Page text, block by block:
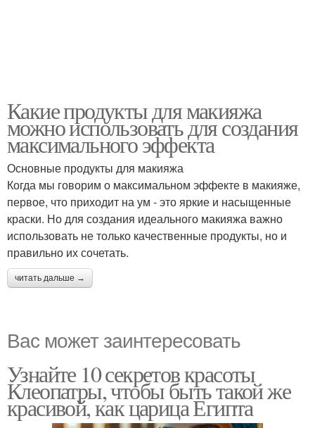
Какие продукты для макияжа
можно использовать для создания
максимального эффекта
Основные продукты для макияжа
Когда мы говорим о максимальном эффекте в макияже,
первое, что приходит на ум - это яркие и насыщенные
краски. Но для создания идеального макияжа важно
использовать не только качественные продукты, но и
правильно их сочетать.
читать дальше →
Вас может заинтересовать
Узнайте 10 секретов красоты
Клеопатры, чтобы быть такой же
красивой, как царица Египта